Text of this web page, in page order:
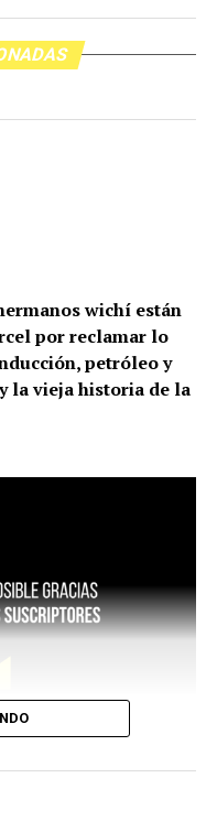
wichí están
por reclamar lo
petróleo y
la vieja historia de la